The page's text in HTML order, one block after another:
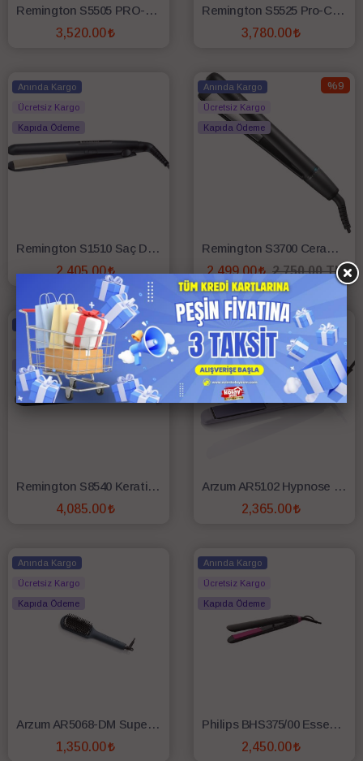
Remington S5505 PRO-Ceramic Ultra Seramik Saç Düzleştirici
3,520.00
Remington S5525 Pro-Ceramic Dijital Extra Saç Düzleştirici
3,780.00
Anında Kargo
Ücretsiz Kargo
Kapıda Ödeme
Remington S1510 Saç Düzleştirici
2,405.00
SEPETE EKLE
%9
Anında Kargo
Ücretsiz Kargo
Kapıda Ödeme
Remington S3700 Ceramic Glide 230 Seramik Saç Düzleştirici
2,499.00
2,750.00 TL
SEPETE EKLE
Anında Kargo
Ücretsiz Kargo
Kapıda Ödeme
Remington S8540 Keratin Protect Seramik Saç Düzleştirici
4,085.00
Anında Kargo
Ücretsiz Kargo
Kapıda Ödeme
Arzum AR5102 Hypnose Ionmax Saç Düzleştirici
2,365.00
Anında Kargo
Ücretsiz Kargo
Kapıda Ödeme
Arzum AR5068-DM Superstar Touch Saç Düzleştirici Fırça Derin Mavi
1,350.00
Anında Kargo
Ücretsiz Kargo
Kapıda Ödeme
Philips BHS375/00 Essential ThermoProtect Keratin Katkılı Seramik Saç Düzleştirici
2,450.00